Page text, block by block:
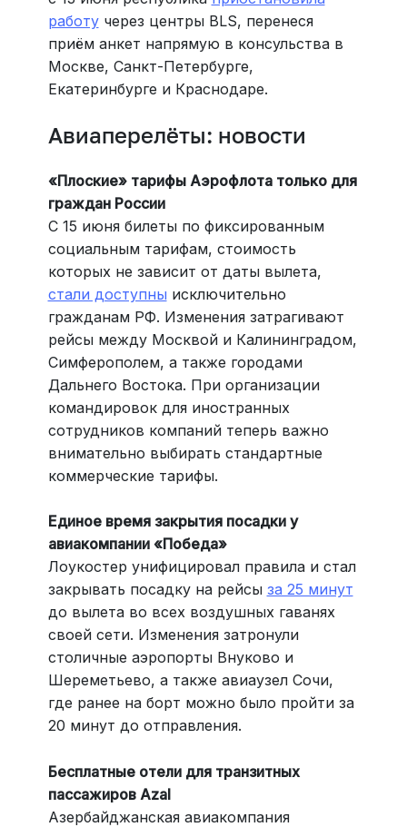
работучерез центры BLS, перенеся
приём анкет напрямую в консульства в
Москве, Санкт-Петербурге,
Екатеринбурге и Краснодаре.
Авиаперелёты: новости
«Плоские» тарифы Аэрофлота только для
граждан России
С 15 июня билеты по фиксированным
социальным тарифам, стоимость
которых не зависит от даты вылета,
стали доступны исключительно
гражданам РФ. Изменения затрагивают
рейсы между Москвой и Калининградом,
Симферополем, а также городами
Дальнего Востока. При организации
командировок для иностранных
сотрудников компаний теперь важно
внимательно выбирать стандартные
коммерческие тарифы.
Единое время закрытия посадки у
авиакомпании «Победа»
Лоукостер унифицировал правила и стал
закрывать посадку на рейсы за 25 минут
до вылета во всех воздушных гаванях
своей сети. Изменения затронули
столичные аэропорты Внуково и
Шереметьево, а также авиаузел Сочи,
где ранее на борт можно было пройти за
20 минут до отправления.
Бесплатные отели для транзитных
пассажиров Azal
Азербайджанская авиакомпания